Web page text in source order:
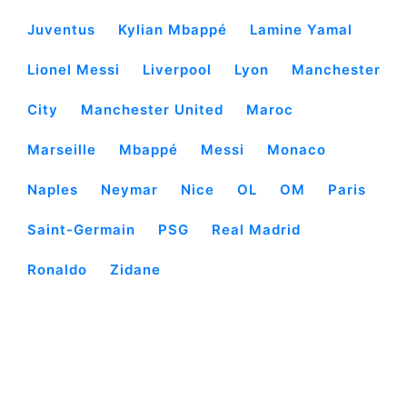
Juventus Kylian Mbappé Lamine Yamal
Lionel Messi Liverpool Lyon Manchester
City Manchester United Maroc
Marseille Mbappé Messi Monaco
Naples Neymar Nice OL OM Paris
Saint-Germain PSG Real Madrid
Ronaldo Zidane